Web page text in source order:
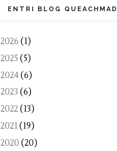
ENTRI BLOG QUEACHMAD
2026 (1)
2025 (5)
2024(6)
2023 (6)
2022(13)
2021(19)
2020 (20)